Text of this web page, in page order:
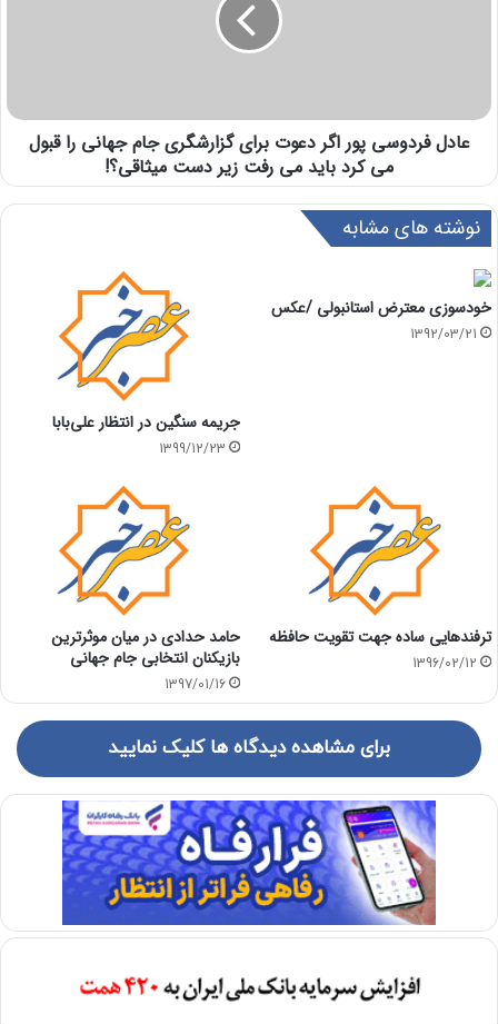
عادل فردوسی پور اگر دعوت برای گزارشگری جام جهانی را قبول
می کرد باید می رفت زیر دست میثاقی؟!
نوشته های مشابه
خودسوزی معترض استانبولی /عکس
1392/03/21
جریمه سنگین در انتظار علی‌بابا
1399/12/23
ترفندهایی ساده جهت تقویت حافظه
1396/02/12
حامد حدادی در میان موثرترین
بازیکنان انتخابی جام جهانی
1397/01/16
برای مشاهده دیدگاه ها کلیک نمایید